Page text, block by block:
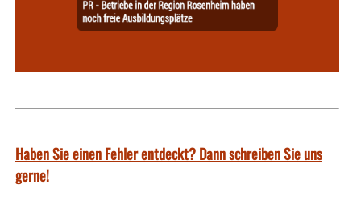
Haben Sie einen Fehler entdeckt? Dann schreiben Sie uns
gerne!